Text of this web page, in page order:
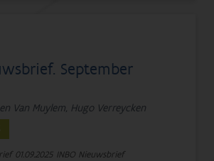
September
Van Muylem, Hugo Verreycken
01.09.2025 INBO Nieuwsbrief